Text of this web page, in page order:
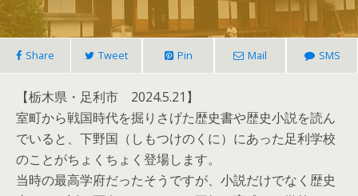
Share Tweet Pin Mail SMS
【栃木県・足利市 2024.5.21】
室町から戦国時代を掘りさげた歴史書や歴史小説を読ん
でいると、下野国（しもつけのくに）にあった足利学校
のことがちょくちょく登場します。
当時の最高学府だったそうですが、小説だけでなく歴史